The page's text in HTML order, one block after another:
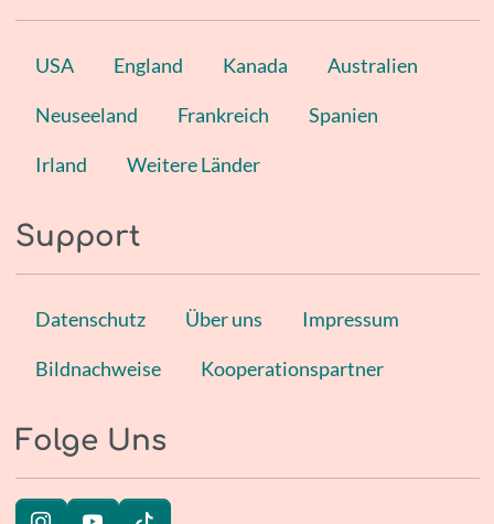
USA England Kanada Australien
Neuseeland Frankreich Spanien
Irland Weitere Länder
Support
Datenschutz Über uns Impressum
Bildnachweise Kooperationspartner
Folge Uns